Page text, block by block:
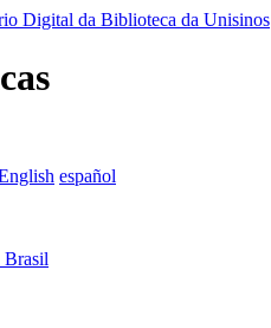
Digital da Biblioteca da Unisinos
español
Brasil